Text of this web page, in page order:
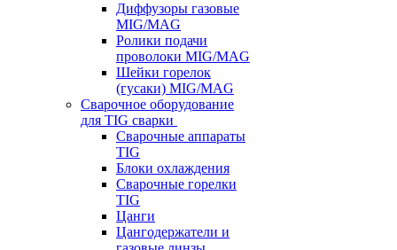
Диффузоры газовые
MIG/MAG
Ролики подачи
проволоки MIG/MAG
Шейки горелок
(гусаки) MIG/MAG
Сварочное оборудование
для TIG сварки
Сварочные аппараты
TIG
Блоки охлаждения
Сварочные горелки
TIG
Цанги
Цангодержатели и